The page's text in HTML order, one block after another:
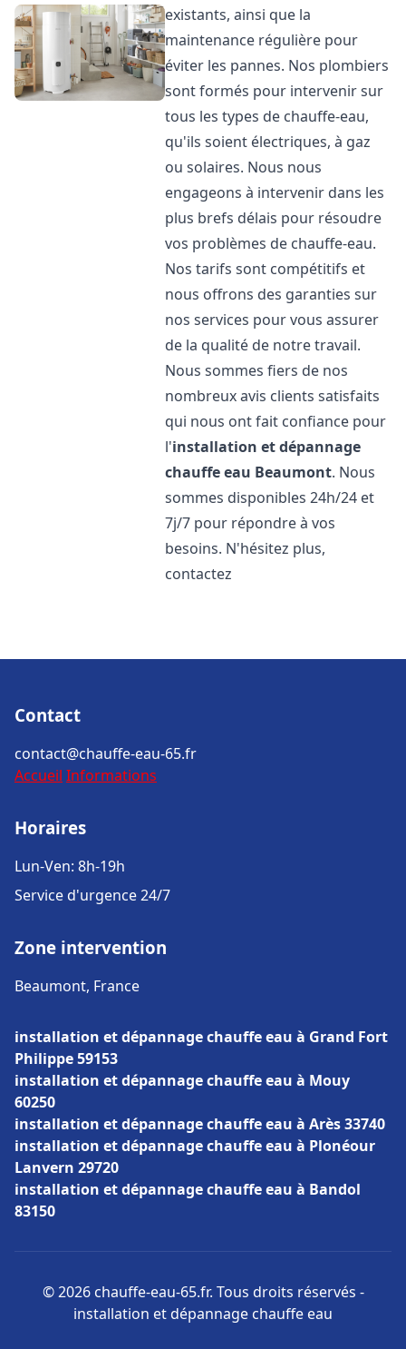
existants, ainsi que la
maintenance régulière pour
éviter les pannes. Nos plombiers
sont formés pour intervenir sur
tous les types de chauffe-eau,
qu'ils soient électriques, à gaz
ou solaires. Nous nous
engageons à intervenir dans les
plus brefs délais pour résoudre
vos problèmes de chauffe-eau.
Nos tarifs sont compétitifs et
nous offrons des garanties sur
nos services pour vous assurer
de la qualité de notre travail.
Nous sommes fiers de nos
nombreux avis clients satisfaits
qui nous ont fait confiance pour
l'installation et dépannage
chauffe eau Beaumont. Nous
sommes disponibles 24h/24 et
7j/7 pour répondre à vos
besoins. N'hésitez plus,
contactez
Contact
contact@chauffe-eau-65.fr
Accueil Informations
Horaires
Lun-Ven: 8h-19h
Service d'urgence 24/7
Zone intervention
Beaumont, France
installation et dépannage chauffe eau à Grand Fort
Philippe 59153
installation et dépannage chauffe eau à Mouy
60250
installation et dépannage chauffe eau à Arès 33740
installation et dépannage chauffe eau à Plonéour
Lanvern 29720
installation et dépannage chauffe eau à Bandol
83150
© 2026 chauffe-eau-65.fr. Tous droits réservés -
installation et dépannage chauffe eau